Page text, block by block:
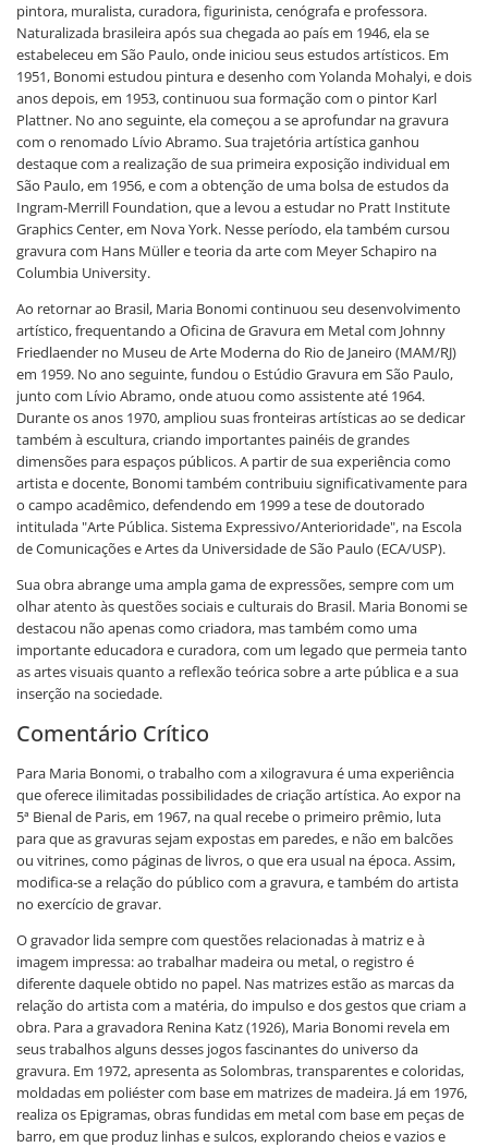
pintora, muralista, curadora, figurinista, cenógrafa e professora.
Naturalizada brasileira após sua chegada ao país em 1946, ela se
estabeleceu em São Paulo, onde iniciou seus estudos artísticos. Em
1951, Bonomi estudou pintura e desenho com Yolanda Mohalyi, e dois
anos depois, em 1953, continuou sua formação com o pintor Karl
Plattner. No ano seguinte, ela começou a se aprofundar na gravura
com o renomado Lívio Abramo. Sua trajetória artística ganhou
destaque com a realização de sua primeira exposição individual em
São Paulo, em 1956, e com a obtenção de uma bolsa de estudos da
Ingram-Merrill Foundation, que a levou a estudar no Pratt Institute
Graphics Center, em Nova York. Nesse período, ela também cursou
gravura com Hans Müller e teoria da arte com Meyer Schapiro na
Columbia University.
Ao retornar ao Brasil, Maria Bonomi continuou seu desenvolvimento
artístico, frequentando a Oficina de Gravura em Metal com Johnny
Friedlaender no Museu de Arte Moderna do Rio de Janeiro (MAM/RJ)
em 1959. No ano seguinte, fundou o Estúdio Gravura em São Paulo,
junto com Lívio Abramo, onde atuou como assistente até 1964.
Durante os anos 1970, ampliou suas fronteiras artísticas ao se dedicar
também à escultura, criando importantes painéis de grandes
dimensões para espaços públicos. A partir de sua experiência como
artista e docente, Bonomi também contribuiu significativamente para
o campo acadêmico, defendendo em 1999 a tese de doutorado
intitulada "Arte Pública. Sistema Expressivo/Anterioridade", na Escola
de Comunicações e Artes da Universidade de São Paulo (ECA/USP).
Sua obra abrange uma ampla gama de expressões, sempre com um
olhar atento às questões sociais e culturais do Brasil. Maria Bonomi se
destacou não apenas como criadora, mas também como uma
importante educadora e curadora, com um legado que permeia tanto
as artes visuais quanto a reflexão teórica sobre a arte pública e a sua
inserção na sociedade.
Comentário Crítico
Para Maria Bonomi, o trabalho com a xilogravura é uma experiência
que oferece ilimitadas possibilidades de criação artística. Ao expor na
5ª Bienal de Paris, em 1967, na qual recebe o primeiro prêmio, luta
para que as gravuras sejam expostas em paredes, e não em balcões
ou vitrines, como páginas de livros, o que era usual na época. Assim,
modifica-se a relação do público com a gravura, e também do artista
no exercício de gravar.
O gravador lida sempre com questões relacionadas à matriz e à
imagem impressa: ao trabalhar madeira ou metal, o registro é
diferente daquele obtido no papel. Nas matrizes estão as marcas da
relação do artista com a matéria, do impulso e dos gestos que criam a
obra. Para a gravadora Renina Katz (1926), Maria Bonomi revela em
seus trabalhos alguns desses jogos fascinantes do universo da
gravura. Em 1972, apresenta as Solombras, transparentes e coloridas,
moldadas em poliéster com base em matrizes de madeira. Já em 1976,
realiza os Epigramas, obras fundidas em metal com base em peças de
barro, em que produz linhas e sulcos, explorando cheios e vazios e